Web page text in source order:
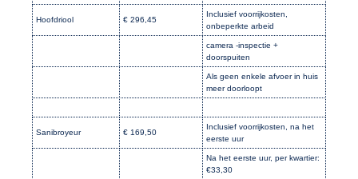
Hoofdriool € 296,45
Inclusief voorrijkosten,
onbeperkte arbeid
camera -inspectie +
doorspuiten
Als geen enkele afvoer in huis
meer doorloopt
Sanibroyeur € 169,50
Inclusief voorrijkosten, na het
eerste uur
Na het eerste uur, per kwartier:
€33,30